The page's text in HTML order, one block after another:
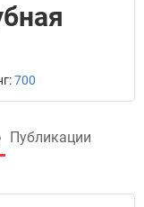
700
Публикации